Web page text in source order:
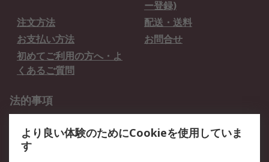
ー登録)
注文方法
配送・送料
お支払い方法
お問合せ
初めてご利用の方へ・よ
くあるご質問
法的事項
クッキーポリシー
より良い体験のためにCookieを使用していま
す